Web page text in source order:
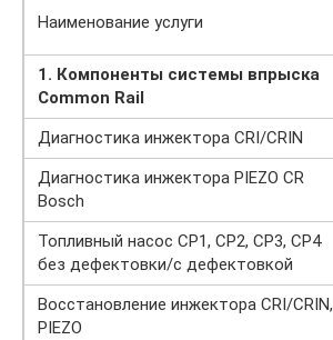
Наименование услуги
1. Компоненты системы впрыска
Common Rail
Диагностика инжектора CRI/CRIN
Диагностика инжектора PIEZO CR
Bosch
Топливный насос CP1, CP2, CP3, CP4
без дефектовки/с дефектовкой
Восстановление инжектора CRI/CRIN,
PIEZO